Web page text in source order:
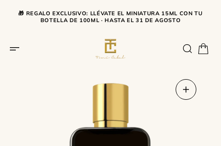
🎁 REGALO EXCLUSIVO: LLÉVATE EL MINIATURA 15ML CON TU
BOTELLA DE 100ML · HASTA EL 31 DE AGOSTO